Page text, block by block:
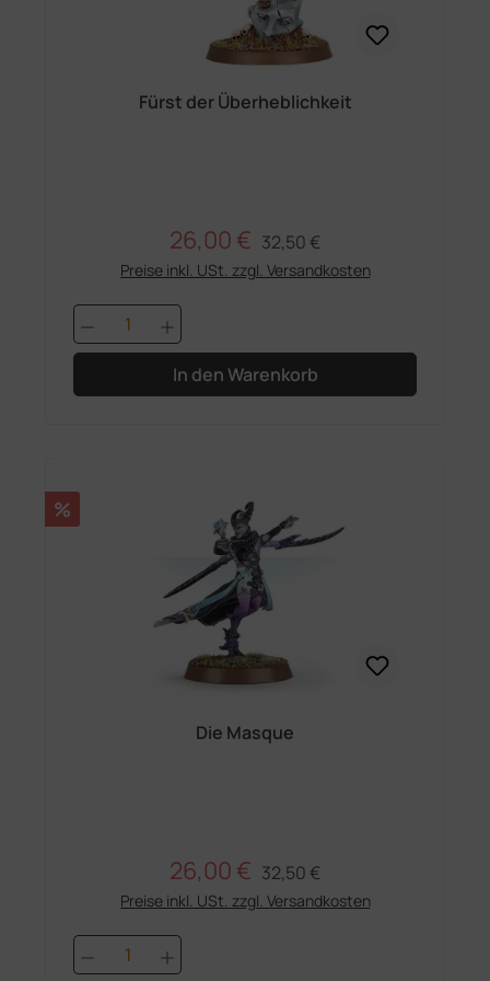
Fürst der Überheblichkeit
Verkaufspreis:
26,00 € Regulärer Preis:
32,50 €
Preise inkl. USt. zzgl. Versandkosten
Produkt Anzahl: Gib den
In den Warenkorb
Rabatt
%
Die Masque
Verkaufspreis:
26,00 € Regulärer Preis:
32,50 €
Preise inkl. USt. zzgl. Versandkosten
Produkt Anzahl: Gib den